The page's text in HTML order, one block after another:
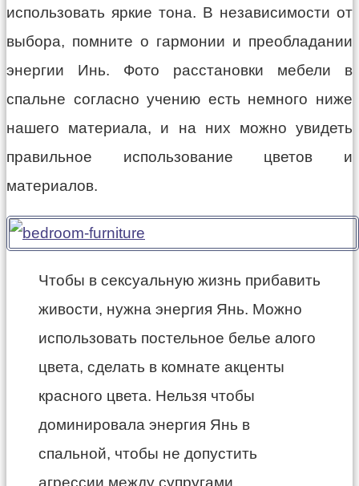
использовать яркие тона. В независимости от
выбора, помните о гармонии и преобладании
энергии Инь. Фото расстановки мебели в
спальне согласно учению есть немного ниже
нашего материала, и на них можно увидеть
правильное использование цветов и
материалов.
Чтобы в сексуальную жизнь прибавить
живости, нужна энергия Янь. Можно
использовать постельное белье алого
цвета, сделать в комнате акценты
красного цвета. Нельзя чтобы
доминировала энергия Янь в
спальной, чтобы не допустить
агрессии между супругами.